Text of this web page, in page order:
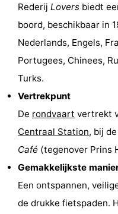
Warenhuizen
Evenementen
Uitgelicht
Grachtengordel
Coffeeshops
Homohoofdstad
Rosse
buurt
Geschiedenis
Diamantstad
Rederij Lovers biedt
boord, beschikbaar in
Nederlands, Engels,
Portugees, Chinees,
Turks.
Vertrekpunt
De rondvaart vertrekt
Centraal Station, bij
Café (tegenover Prins
Gemakkelijkste
Een ontspannen,
de drukke fietspaden.